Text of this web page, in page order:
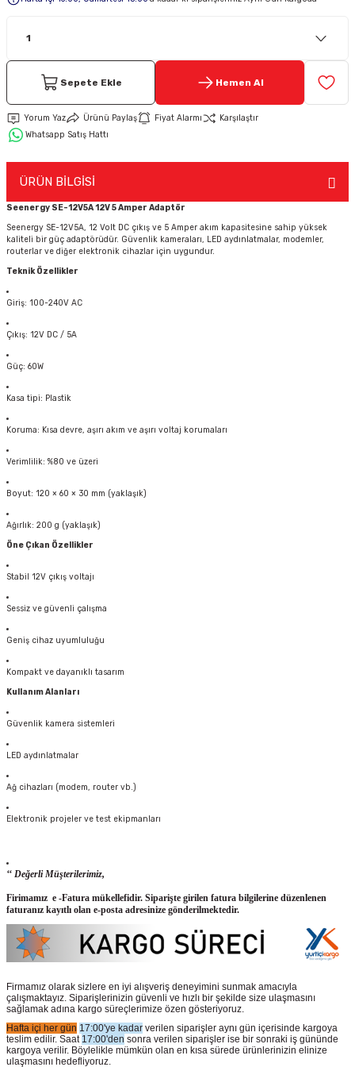
Hırsız Alarm Aksesuarlar
Sepete Ekle Hemen Al
Yorum Yaz Ürünü Paylaş Fiyat Alarmı
Karşılaştır
Whatsapp Satış Hattı
ÜRÜN BİLGİSİ
Seenergy SE-12V5A 12V 5 Amper Adaptör
Seenergy SE-12V5A, 12 Volt DC çıkış ve 5 Amper akım kapasitesine sahip yüksek
kaliteli bir güç adaptörüdür. Güvenlik kameraları, LED aydınlatmalar, modemler,
routerlar ve diğer elektronik cihazlar için uygundur.
Teknik Özellikler
Giriş: 100-240V AC
Çıkış: 12V DC / 5A
Güç: 60W
Kasa tipi: Plastik
Koruma: Kısa devre, aşırı akım ve aşırı voltaj korumaları
Verimlilik: %80 ve üzeri
Boyut: 120 × 60 × 30 mm (yaklaşık)
Ağırlık: 200 g (yaklaşık)
Öne Çıkan Özellikler
Stabil 12V çıkış voltajı
Sessiz ve güvenli çalışma
Geniş cihaz uyumluluğu
Kompakt ve dayanıklı tasarım
Kullanım Alanları
Güvenlik kamera sistemleri
LED aydınlatmalar
Ağ cihazları (modem, router vb.)
Elektronik projeler ve test ekipmanları
‘‘ Değerli Müşterilerimiz,
Firimamız e -Fatura mükellefidir. Siparişte girilen fatura bilgilerine düzenlenen
faturanız kayıtlı olan e-posta adresinize gönderilmektedir.
Firmamız olarak sizlere en iyi alışveriş deneyimini sunmak amacıyla
çalışmaktayız. Siparişlerinizin güvenli ve hızlı bir şekilde size ulaşmasını
sağlamak adına kargo süreçlerimize özen gösteriyoruz.
Hafta içi her gün 17:00'ye kadar verilen siparişler aynı gün içerisinde kargoya
teslim edilir. Saat 17:00'den sonra verilen siparişler ise bir sonraki iş gününde
kargoya verilir. Böylelikle mümkün olan en kısa sürede ürünlerinizin elinize
ulaşmasını hedefliyoruz.